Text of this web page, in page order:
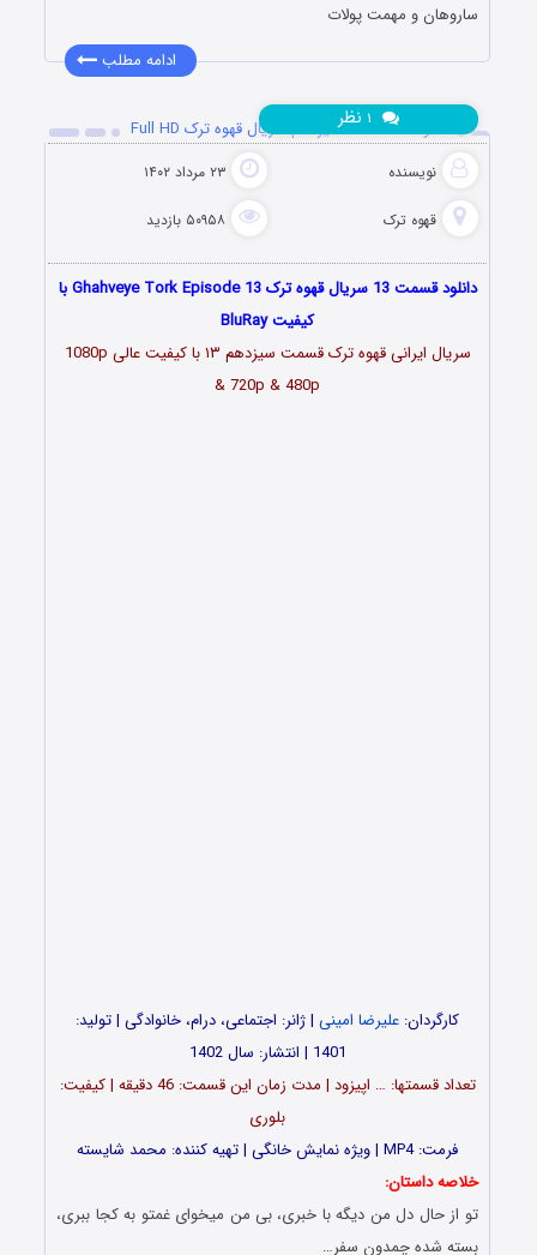
ساروهان و مهمت پولات
ادامه مطلب
دانلود قسمت 13 سیزدهم سریال قهوه ترک Full HD
نویسنده ۲۳ مرداد ۱۴۰۲
قهوه ترک ۵۰۹۵۸ بازدید
نظر
دانلود قسمت 13 سریال قهوه ترک Ghahveye Tork Episode 13 با
کیفیت BluRay
سریال ایرانی قهوه ترک قسمت سیزدهم ۱۳ با کیفیت عالی 1080p
& 720p & 480p
کارگردان: علیرضا امینی | ژانر: اجتماعی، درام، خانوادگی | تولید:
1401 | انتشار: سال 1402
تعداد قسمت‎ها: … اپیزود | مدت زمان این قسمت: 46 دقیقه | کیفیت:
بلوری
فرمت: MP4 | ویژه نمایش خانگی | تهیه کننده: محمد شایسته
خلاصه داستان:
تو از حال دل من دیگه با خبری، بی من میخوای غمتو به کجا ببری،
بسته شده چمدون سفر…